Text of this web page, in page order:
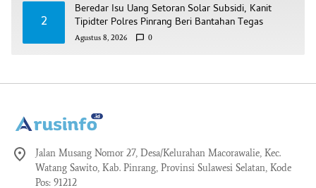
2
Beredar Isu Uang Setoran Solar Subsidi, Kanit
Tipidter Polres Pinrang Beri Bantahan Tegas
Agustus 8, 2026 0
Jalan Musang Nomor 27, Desa/Kelurahan Macorawalie, Kec.
Watang Sawito, Kab. Pinrang, Provinsi Sulawesi Selatan, Kode
Pos: 91212